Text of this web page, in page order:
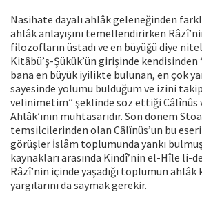
Nasihate dayalı ahlâk geleneğinden
ahlâk anlayışını temellendirirken
filozofların üstadı ve en büyüğü diye
Kitâbü’ş-Şükûk’ün girişinde kendisinden
bana en büyük iyilikte bulunan, en çok
sayesinde yolumu bulduğum ve izini
velinimetim” şeklinde söz ettiği Câlînûs
Ahlâk’ının muhtasarıdır. Son dönem
temsilcilerinden olan Câlînûs’un bu eseri
görüşler İslâm toplumunda yankı
kaynakları arasında Kindî’nin el-Hîle li-
Râzî’nin içinde yaşadığı toplumun
yargılarını da saymak gerekir.